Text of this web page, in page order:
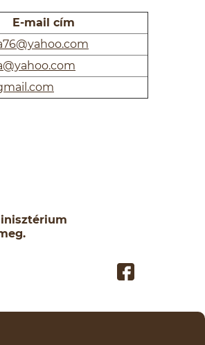
E-mail cím